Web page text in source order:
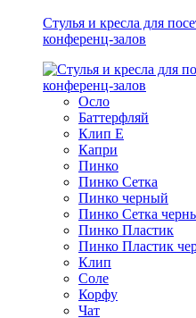
Стулья и кресла для
конференц-залов
Осло
Баттерфляй
Клип Е
Капри
Пинко
Пинко Сетка
Пинко черный
Пинко Сетка
Пинко Пластик
Пинко Пластик
Клип
Соле
Корфу
Чат